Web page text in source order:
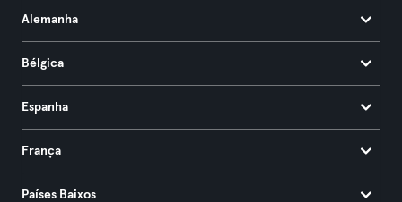
Alemanha
Bélgica
Espanha
França
Países Baixos